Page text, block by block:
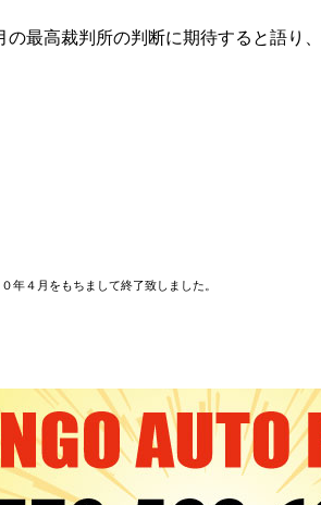
最高裁判所の判断に期待すると語り
年４月をもちまして終了致しました。